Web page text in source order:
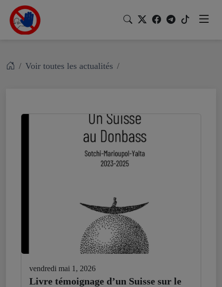
Voir toutes les actualités
vendredi mai 1, 2026
Livre témoignage d’un Suisse sur le